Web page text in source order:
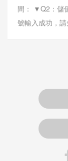
間： ▼Q2：儲
號輸入成功，